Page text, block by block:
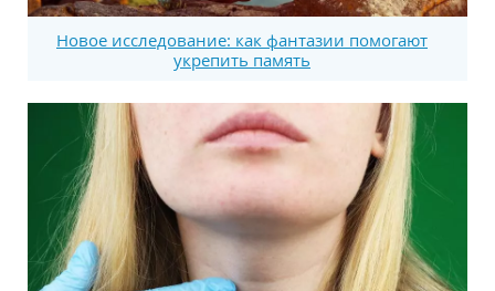
Новое исследование: как фантазии помогают
укрепить память